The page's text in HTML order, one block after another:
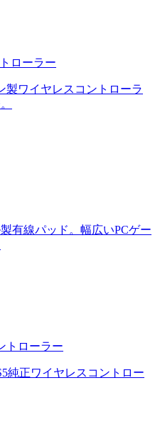
ローラー
製ワイヤレスコントローラ
有線パッド。幅広いPCゲー
トローラー
純正ワイヤレスコントロー